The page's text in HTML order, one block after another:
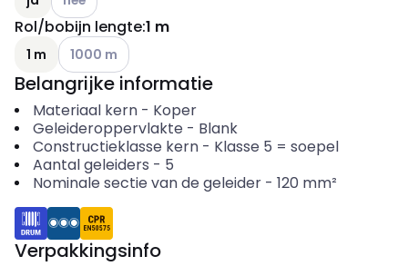
Rol/bobijn lengte:1 m
1 m Andere varianten (Huidige combinatie niet mogelijk)
1000 m
Belangrijke informatie
Materiaal kern- Koper
Geleideroppervlakte - Blank
Constructieklasse kern- Klasse 5 = soepel
Aantal geleiders - 5
Nominale sectie van de geleider- 120 mm²
Verpakkingsinfo